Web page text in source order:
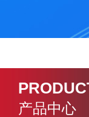
产品中心